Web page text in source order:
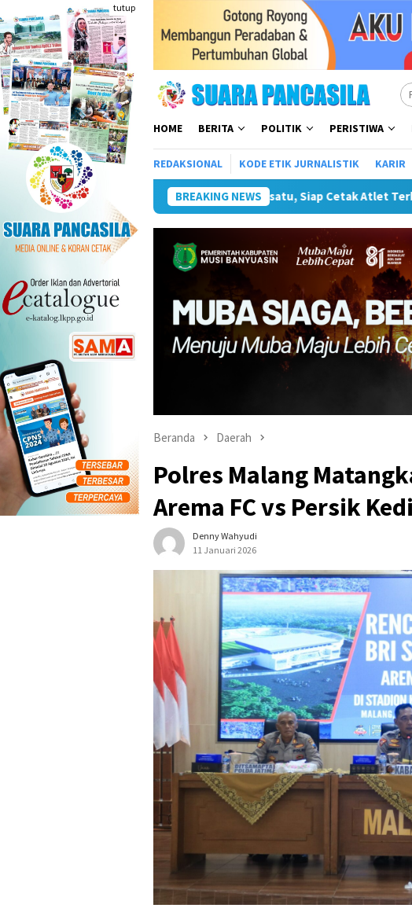
ke
konten
tutup
HOME BERITA POLITIK PERISTIWA
REDAKSIONAL KODE ETIK JURNALISTIK KARIR
BREAKING NEWS
Menuju PORPAMNAS IX 2026 Lomba Turnamen Mini Soccer
Beranda Daerah
Polres Malang
Arema FC vs Persik
Denny Wahyudi
11 Januari 2026